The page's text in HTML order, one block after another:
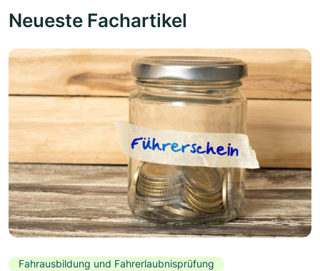
Neueste Fachartikel
Fahrausbildung und Fahrerlaubnisprüfung